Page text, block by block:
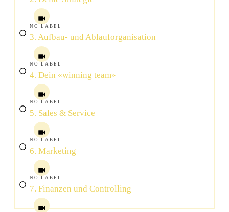
NO LABEL
3. Aufbau- und Ablauforganisation
NO LABEL
4. Dein «winning team»
NO LABEL
5. Sales & Service
NO LABEL
6. Marketing
NO LABEL
7. Finanzen und Controlling